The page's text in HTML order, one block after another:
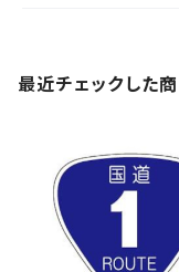
最近チェックした